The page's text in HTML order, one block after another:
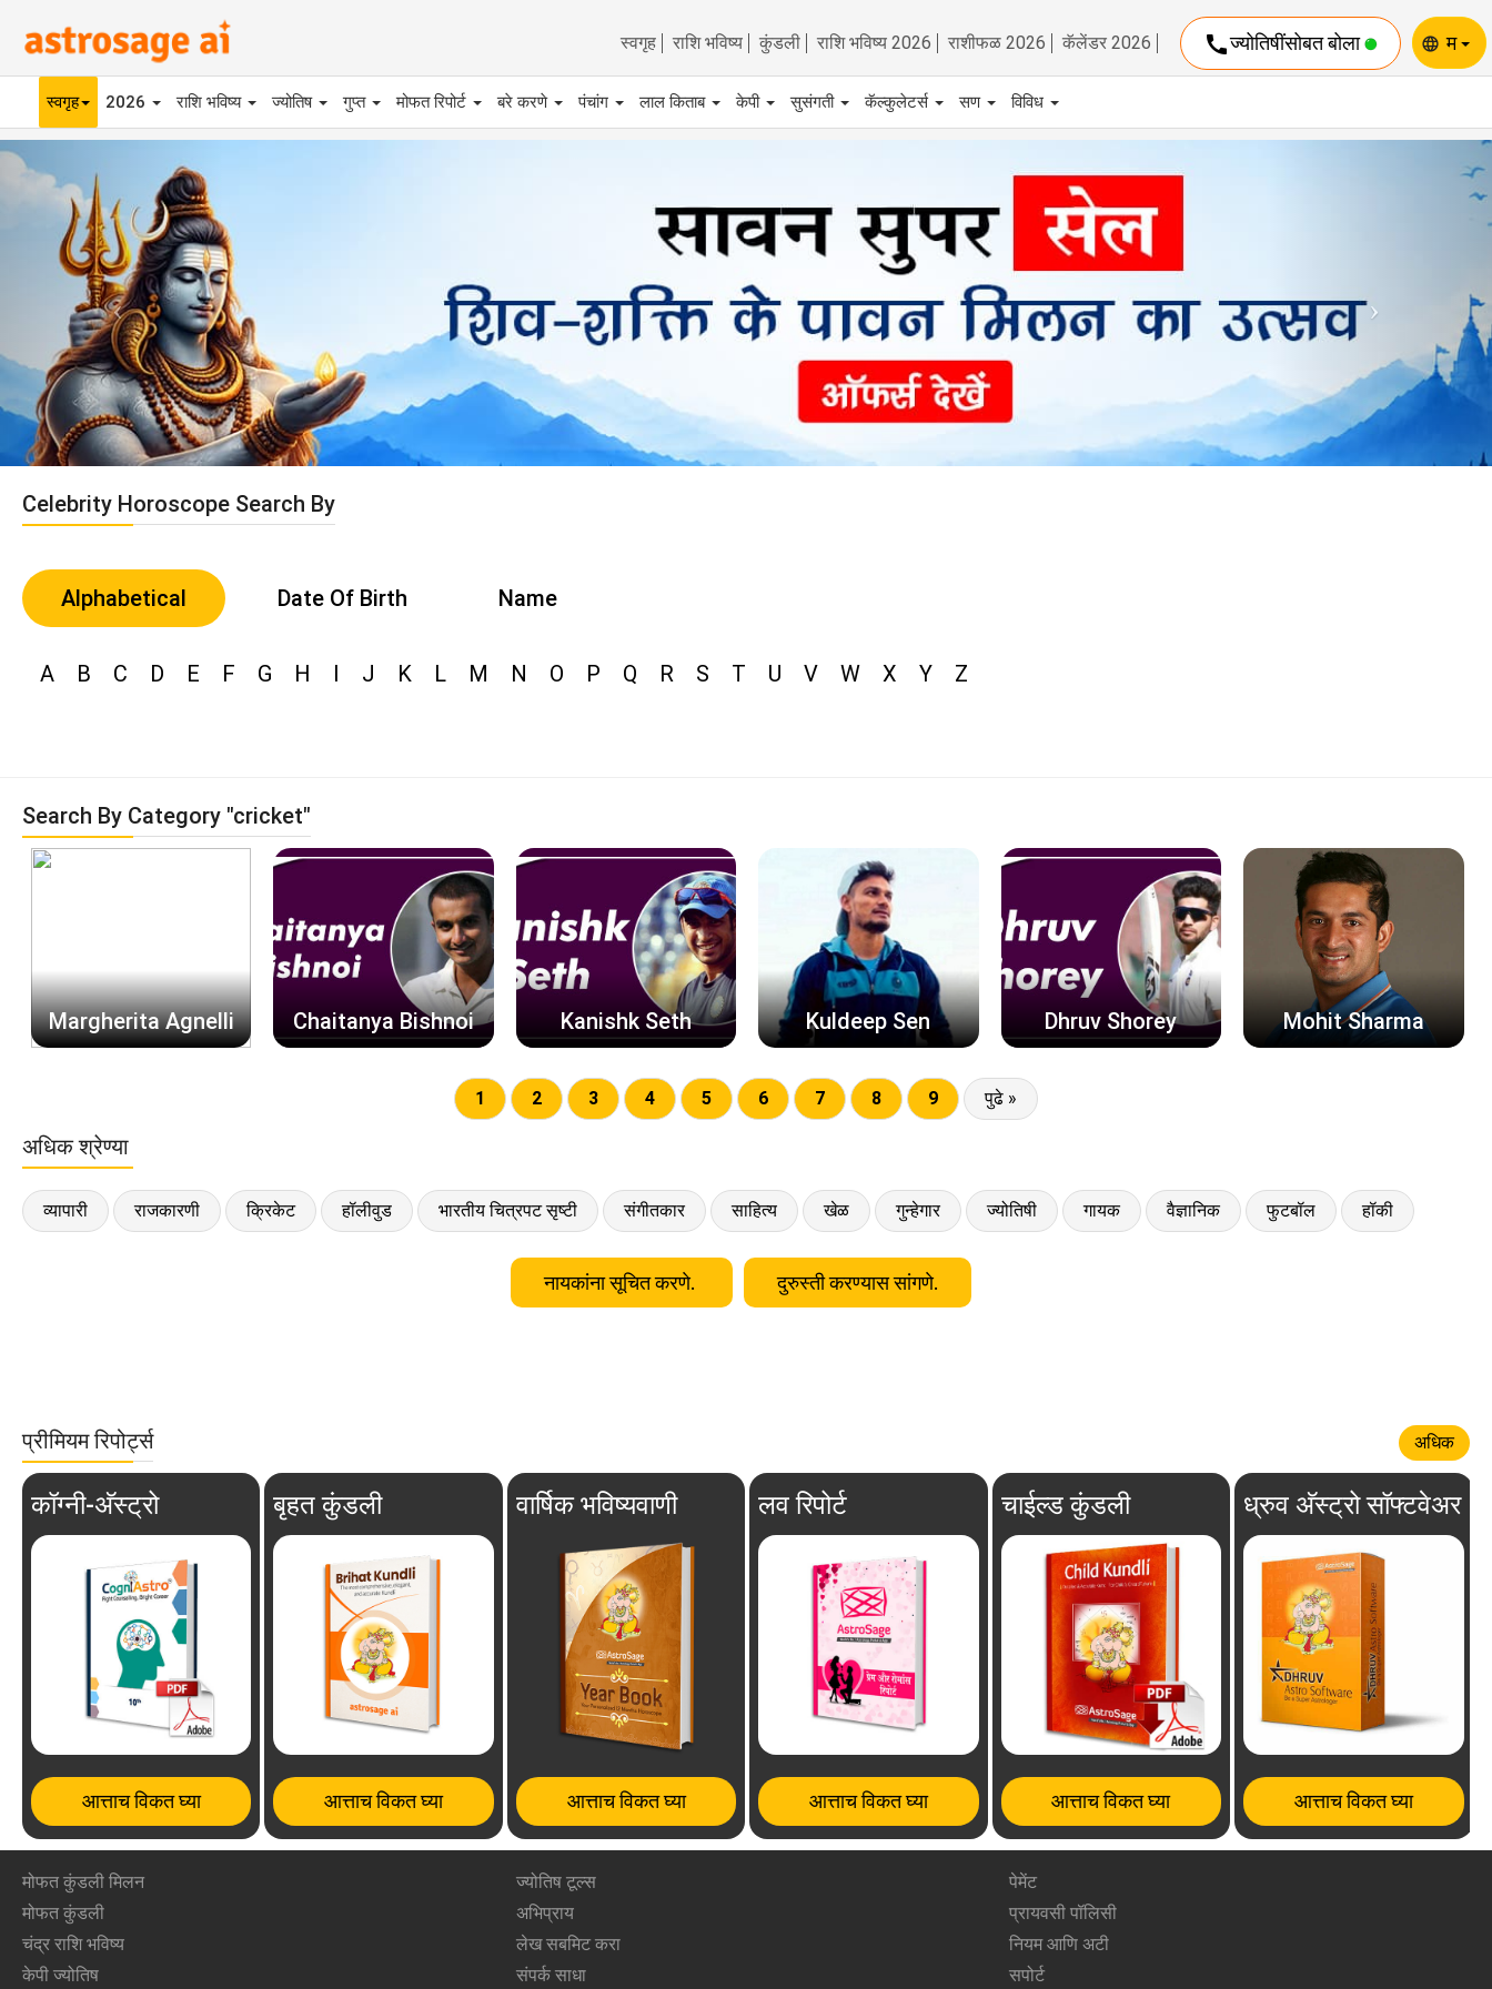
स्वगृह राशि भविष्य कुंडली राशि भविष्य 2026 राशीफळ 2026 कॅलेंडर 2026 callज्योतिषींसोबत बोला language म
स्वगृह 2026 राशि भविष्य ज्योतिष गुप्त मोफत रिपोर्ट बरे करणे पंचांग लाल किताब केपी सुसंगती कॅल्कुलेटर्स सण विविध
Previous
Celebrity Horoscope Search By
Alphabetical Date Of Birth Name
A B C D E F G H I J K L M N O P Q R S T U V W X Y Z
Search By Category "cricket"
Margherita Agnelli Chaitanya Bishnoi Kanishk Seth Kuldeep Sen Dhruv Shorey Mohit Sharma
1 2 3 4 5 6 7 8 9 पुढे »
अधिक श्रेण्या
व्यापारी राजकारणी क्रिकेट हॉलीवुड भारतीय चित्रपट सृष्टी संगीतकार साहित्य खेळ गुन्हेगार ज्योतिषी गायक वैज्ञानिक फुटबॉल हॉकी
नायकांना सूचित करणे. दुरुस्ती करण्यास सांगणे.
प्रीमियम रिपोर्ट्स अधिक
कॉग्नी-अ‍ॅस्ट्रो
आत्ताच विकत घ्या
बृहत कुंडली
आत्ताच विकत घ्या
वार्षिक भविष्यवाणी
आत्ताच विकत घ्या
लव रिपोर्ट
आत्ताच विकत घ्या
चाईल्ड कुंडली
आत्ताच विकत घ्या
ध्रुव अ‍ॅस्ट्रो सॉफ्टवेअर
आत्ताच विकत घ्या
मोफत कुंडली मिलन
मोफत कुंडली
चंद्र राशि भविष्य
केपी ज्योतिष
ज्योतिष टूल्स
अभिप्राय
लेख सबमिट करा
संपर्क साधा
पेमेंट
प्रायवसी पॉलिसी
नियम आणि अटी
सपोर्ट